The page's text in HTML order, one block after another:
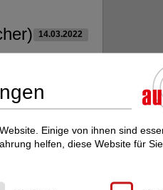
14.03.2022
Einige von ihnen sind
helfen, diese Website für